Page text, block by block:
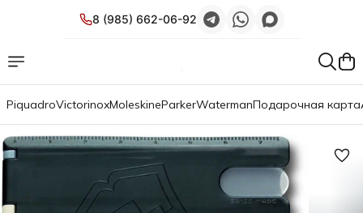
8 (985) 662-06-92
PiquadroVictorinoxMoleskineParkerWatermanПодарочная карта